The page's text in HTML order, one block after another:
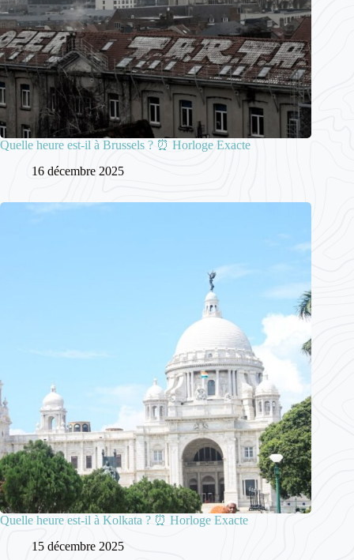
Quelle heure est-il à Brussels ? ⏰ Horloge Exacte
16 décembre 2025
Quelle heure est-il à Kolkata ? ⏰ Horloge Exacte
15 décembre 2025